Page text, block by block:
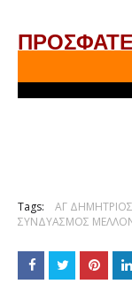
Tags: ΑΓ ΔΗΜΗΤΡΙΟΣ
ΣΥΝΔΥΑΣΜΟΣ